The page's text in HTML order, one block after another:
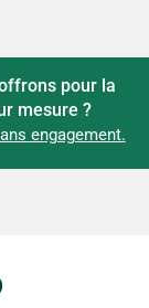
pour la
mesure ?
engagement.